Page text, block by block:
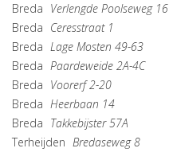
Breda Verlengde Poolseweg 16
Breda Ceresstraat 1
Breda Lage Mosten 49-63
Breda Paardeweide 2A-4C
Breda Voorerf 2-20
Breda Heerbaan 14
Breda Takkebijster 57A
Terheijden Bredaseweg 8